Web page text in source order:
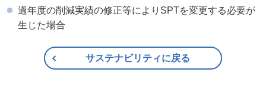
過年度の削減実績の修正等によりSPTを変更する必要が
生じた場合
サステナビリティに戻る